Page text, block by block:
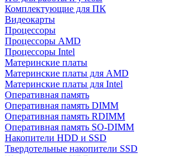
Комплектующие для ПК
Видеокарты
Процессоры
Процессоры AMD
Процессоры Intel
Материнские платы
Материнские платы для AMD
Материнские платы для Intel
Оперативная память
Оперативная память DIMM
Оперативная память RDIMM
Оперативная память SO-DIMM
Накопители HDD и SSD
Твердотельные накопители SSD